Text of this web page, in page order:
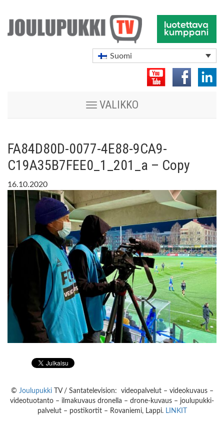
Suomi
VaihdaVALIKKO
FA84D80D-0077-4E88-9CA9-
C19A35B7FEE0_1_201_a – Copy
16.10.2020
© JoulupukkiTV / Santatelevision: videopalvelut – videokuvaus –
videotuotanto – ilmakuvaus dronella – drone-kuvaus – joulupukki-
palvelut – postikortit – Rovaniemi, Lappi. LINKIT